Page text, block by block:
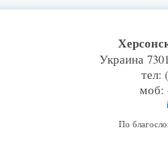
Украина
тел:
моб:
По